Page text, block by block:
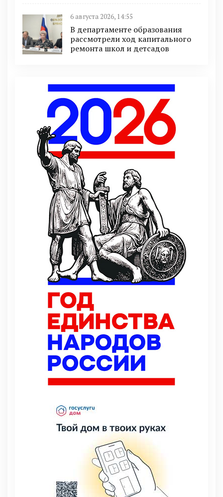
6 августа 2026, 14:55
В департаменте образования
рассмотрели ход капитального
ремонта школ и детсадов